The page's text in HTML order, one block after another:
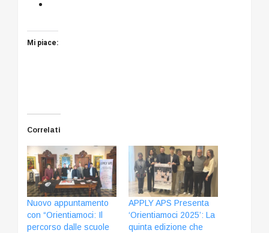
Mi piace:
Correlati
Nuovo appuntamento
con “Orientiamoci: Il
percorso dalle scuole
APPLY APS Presenta
‘Orientiamoci 2025’: La
quinta edizione che